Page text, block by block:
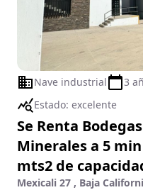
Nave industrial
3
Estado: excelente
Se Renta
Minerales a 5
mts2 de
Mexicali 27 , Baja